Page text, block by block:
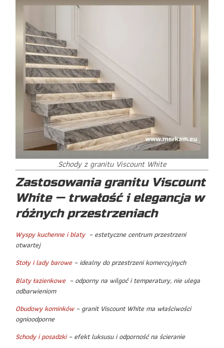
Schody z granitu Viscount White
Zastosowania granitu Viscount
White — trwałość i elegancja w
różnych przestrzeniach
Wyspy kuchenne i blaty – estetyczne centrum przestrzeni
otwartej
Stoły i lady barowe– idealny do przestrzeni komercyjnych
Blaty łazienkowe– odporny na wilgoć i temperatury, nie ulega
odbarwieniom
Obudowy kominków– granit Viscount White ma właściwości
ognioodporne
Schody i posadzki– efekt luksusu i odporność na ścieranie